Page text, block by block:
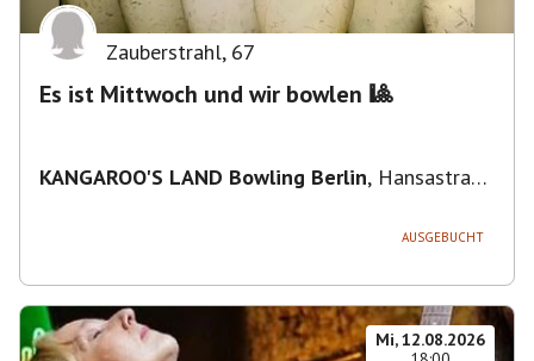
Zauberstrahl, 67
Es ist Mittwoch und wir bowlen 🎱
KANGAROO'S LAND Bowling Berlin, Hansastraße
AUSGEBUCHT
Mi, 12.08.2026